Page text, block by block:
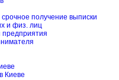
получение выписки
и физ. лиц
предприятия
Киеве